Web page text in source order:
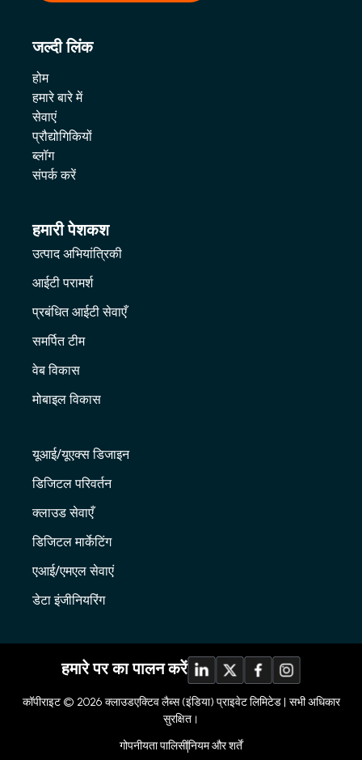
जल्दी लिंक
होम
हमारे बारे में
सेवाएं
प्रौद्योगिकियों
ब्लॉग
संपर्क करें
हमारी पेशकश
उत्पाद अभियांत्रिकी
आईटी परामर्श
प्रबंधित आईटी सेवाएँ
समर्पित टीम
वेब विकास
मोबाइल विकास
यूआई/यूएक्स डिजाइन
डिजिटल परिवर्तन
क्लाउड सेवाएँ
डिजिटल मार्केटिंग
एआई/एमएल सेवाएं
डेटा इंजीनियरिंग
हमारे पर का पालन करें
कॉपीराइट © 2026 क्लाउडएक्टिव लैब्स (इंडिया) प्राइवेट लिमिटेड | सभी अधिकार
सुरक्षित।
गोपनीयता पालिसीनियम और शर्तें